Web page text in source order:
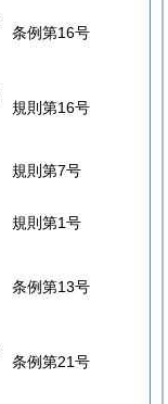
条例第16号
規則第16号
規則第7号
規則第1号
条例第13号
条例第21号